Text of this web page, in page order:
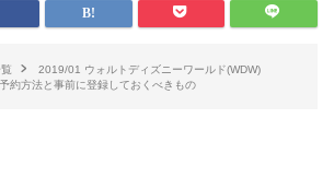
2019/01 ウォルトディズニーワールド(WDW)
約方法と事前に登録しておくべきもの